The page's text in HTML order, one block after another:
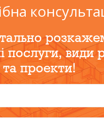
послуги, види
та проекти!